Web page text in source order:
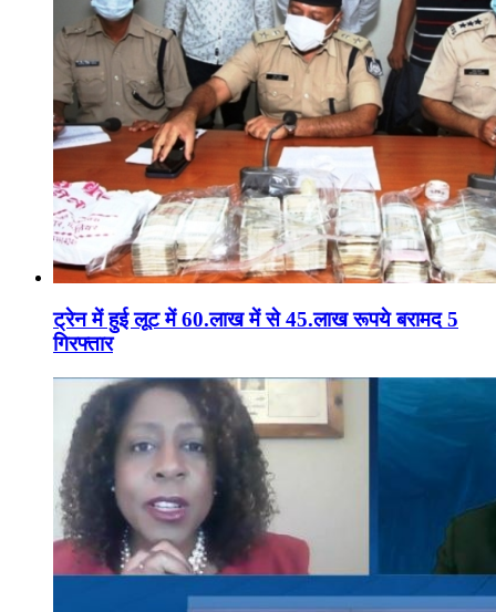
ट्रेन में हुई लूट में 60.लाख में से 45.लाख रूपये बरामद 5
गिरफ्तार